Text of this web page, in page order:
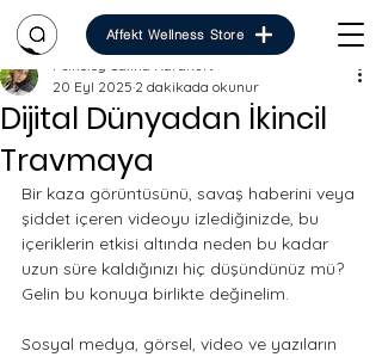
Affekt Wellness Store
Dijital Dünyadan İkincil
Travmaya
Psikolog Saliha Karakurt
20 Eyl 2025 2 dakikada okunur
Bir kaza görüntüsünü, savaş haberini veya
şiddet içeren videoyu izlediğinizde, bu
içeriklerin etkisi altında neden bu kadar
uzun süre kaldığınızı hiç düşündünüz mü?
Gelin bu konuya birlikte değinelim.
Sosyal medya, görsel, video ve yazıların